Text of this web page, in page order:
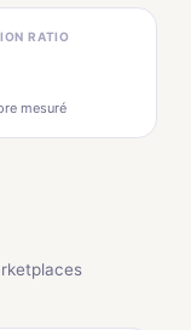
RATIO
mesuré